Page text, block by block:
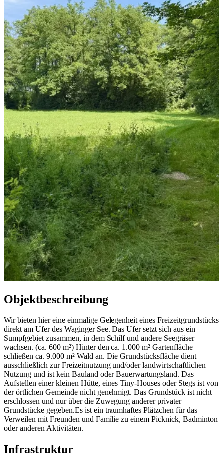
Objektbeschreibung
Wir bieten hier eine einmalige Gelegenheit eines Freizeitgrundstücks
direkt am Ufer des Waginger See. Das Ufer setzt sich aus ein
Sumpfgebiet zusammen, in dem Schilf und andere Seegräser
wachsen. (ca. 600 m²) Hinter den ca. 1.000 m² Gartenfläche
schließen ca. 9.000 m² Wald an. Die Grundstücksfläche dient
ausschließlich zur Freizeitnutzung und/oder landwirtschaftlichen
Nutzung und ist kein Bauland oder Bauerwartungsland. Das
Aufstellen einer kleinen Hütte, eines Tiny-Houses oder Stegs ist von
der örtlichen Gemeinde nicht genehmigt. Das Grundstück ist nicht
erschlossen und nur über die Zuwegung anderer privater
Grundstücke gegeben.Es ist ein traumhaftes Plätzchen für das
Verweilen mit Freunden und Familie zu einem Picknick, Badminton
oder anderen Aktivitäten.
Infrastruktur